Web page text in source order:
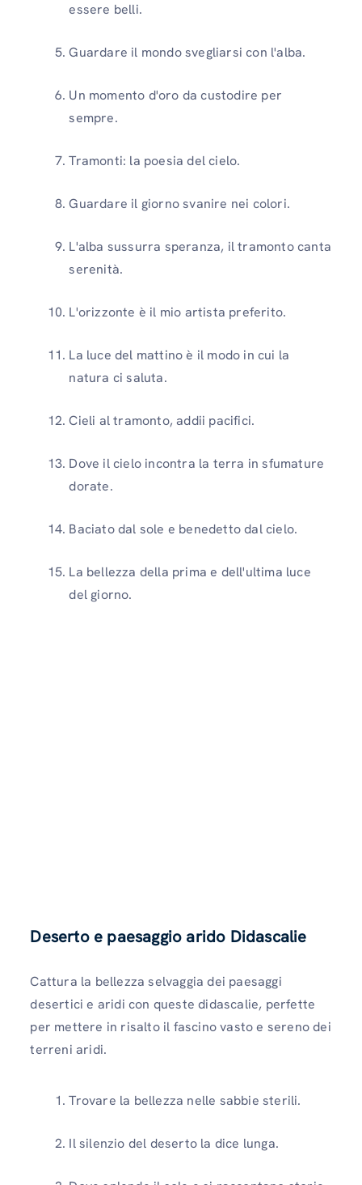
essere belli.
Guardare il mondo svegliarsi con l'alba.
Un momento d'oro da custodire per
sempre.
Tramonti: la poesia del cielo.
Guardare il giorno svanire nei colori.
L'alba sussurra speranza, il tramonto canta
serenità.
L'orizzonte è il mio artista preferito.
La luce del mattino è il modo in cui la
natura ci saluta.
Cieli al tramonto, addii pacifici.
Dove il cielo incontra la terra in sfumature
dorate.
Baciato dal sole e benedetto dal cielo.
La bellezza della prima e dell'ultima luce
del giorno.
Deserto e paesaggio arido Didascalie
Cattura la bellezza selvaggia dei paesaggi
desertici e aridi con queste didascalie, perfette
per mettere in risalto il fascino vasto e sereno dei
terreni aridi.
Trovare la bellezza nelle sabbie sterili.
Il silenzio del deserto la dice lunga.